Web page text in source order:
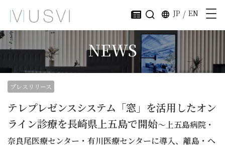
JP / EN
NEWS
プレスリリース
テレプレゼンスシステム「窓」を活用したオン
ライン診療を長崎県上五島で開始～上五島病院・
奈良尾医療センター・有川医療センターに導入、離島・へ